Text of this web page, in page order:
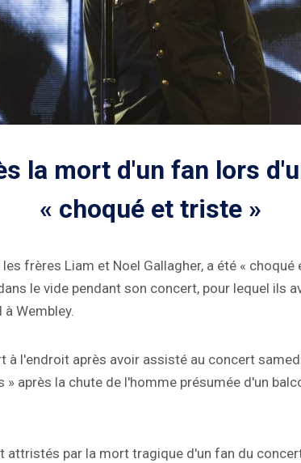
la mort d'un fan lors
« choqué et triste »
frères Liam et Noel Gallagher, a été «
le vide pendant son concert, pour lequel ils
Wembley.
à l'endroit après avoir assisté au concert
» après la chute de l'homme présumée d'un
attristés par la mort tragique d'un fan du